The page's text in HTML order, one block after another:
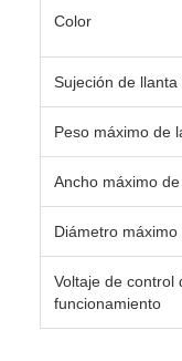
Color
Sujeción de llanta
Peso máximo de
Ancho máximo
Diámetro
Voltaje de control
funcionamiento